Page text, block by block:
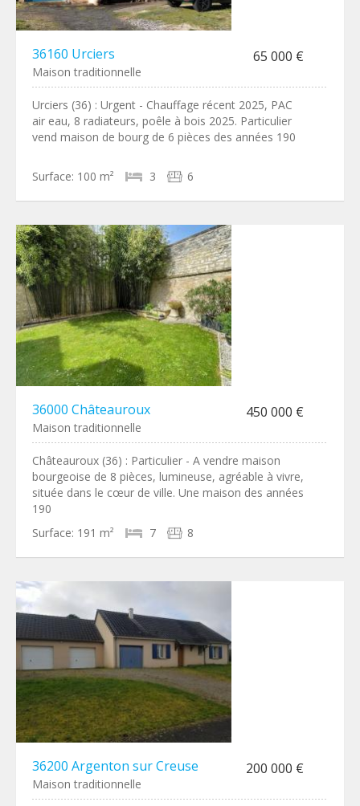
36160 Urciers 65 000 €
Maison traditionnelle
Urciers (36) : Urgent - Chauffage récent 2025, PAC
air eau, 8 radiateurs, poêle à bois 2025. Particulier
vend maison de bourg de 6 pièces des années 190
Surface: 100 m² 3 6
36000 Châteauroux 450 000 €
Maison traditionnelle
Châteauroux (36) : Particulier - A vendre maison
bourgeoise de 8 pièces, lumineuse, agréable à vivre,
située dans le cœur de ville. Une maison des années
190
Surface: 191 m² 7 8
36200 Argenton sur Creuse 200 000 €
Maison traditionnelle